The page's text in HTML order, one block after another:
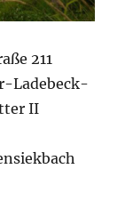
211
Ladebeck-
II